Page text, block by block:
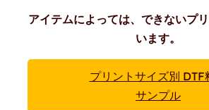
アイテムによっては、できないプ
います。
プリントサイズ別 DTF
サンプル